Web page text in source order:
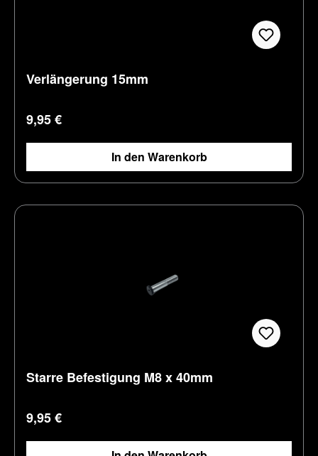
Verlängerung 15mm
Regulärer Preis:
9,95 €
In den Warenkorb
Starre Befestigung M8 x 40mm
Regulärer Preis:
9,95 €